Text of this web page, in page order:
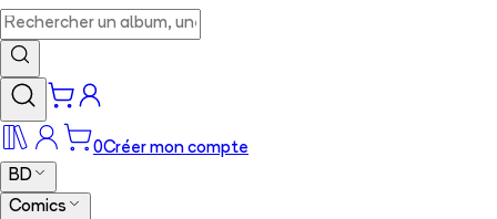
0Créer mon compte
BD
Comics